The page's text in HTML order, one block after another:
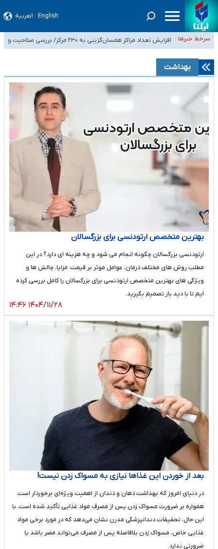
English العربیه
سرخط خبرها :
ضرورت آموزش حریم خصوصی در فضای آنلاین در مدارس/ هزینه‌های سنگین
اجتماعی انتشار تصاویر خصوصی برای قربانیان/ سوءاستفاده مجرمان از ترس
افزایش تعداد مراکز همسان‌گزینی به ۲۳۰ مرکز/ بررسی صلاحیت و
هستیم، اما هنوز پاسخ مشخصی نگرفته‌ایم
تعویق آزمون ورودی دکترای تخصصی فرماندهی صحنه عملیات و دکترای
تخصصی جغرافیای نظامی دافوس آجا
بهداشت
بهترین متخصص ارتودنسی برای بزرگسالان
ارتودنسی بزرگسالان چگونه انجام می شود و چه هزینه ای دارد؟ در این
مطلب روش های مختلف درمان، عوامل موثر بر قیمت، مزایا، چالش ها و
ویژگی های بهترین متخصص ارتودنسی برای بزرگسالان را کامل بررسی کرده
ایم تا با دید باز تصمیم بگیرید.
۱۴۰۴/۱۱/۲۸ ۱۴:۴۶
بعد از خوردن این غذاها نیازی به مسواک زدن نیست!
در دنیای امروز که بهداشت دهان و دندان از اهمیت ویژه‌ای برخوردار است،
همواره بر ضرورت مسواک زدن پس از مصرف مواد غذایی تأکید شده است. با
این حال، تحقیقات دندانپزشکی مدرن نشان می‌دهد که در مورد برخی مواد
غذایی خاص، مسواک زدن بلافاصله پس از مصرف می‌تواند مضر باشد یا
ضرورتی ندارد.